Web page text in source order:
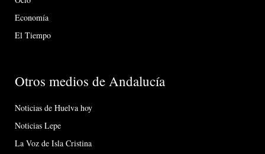
Economía
El Tiempo
Otros medios de Andalucía
Noticias de Huelva hoy
Noticias Lepe
La Voz de Isla Cristina